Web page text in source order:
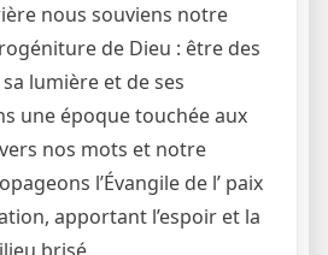
nous souviens notre
de Dieu : être des
lumière et de ses
une époque touchée aux
nos mots et notre
l’Évangile de l’ paix
apportant l’espoir et la